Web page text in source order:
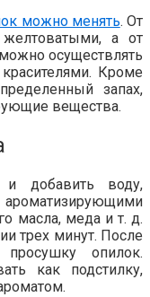
можно менять. От
а от
осуществлять
Кроме
запах,
вещества.
добавить воду,
масла, меда и т. д.
трех минут. После
опилок.
как подстилку,